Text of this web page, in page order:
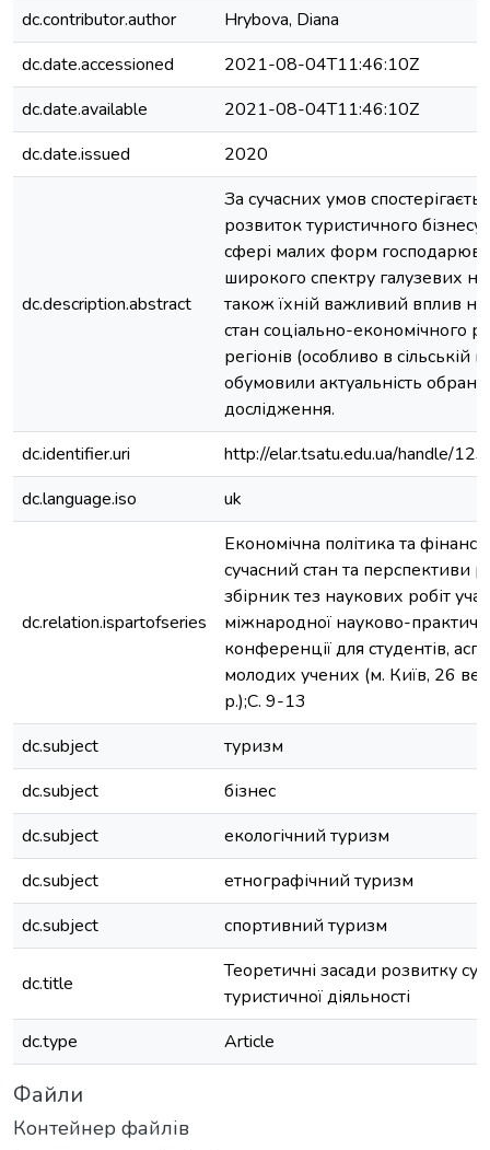
dc.contributor.author
Hrybova, Diana
dc.date.accessioned
2021-08-04T11:46:10Z
dc.date.available
2021-08-04T11:46:10Z
dc.date.issued
2020
dc.description.abstract
За сучасних умов
розвиток туристичного
сфері малих форм
широкого спектру галузевих
також їхній важливий вплив на
стан соціально-економічного
регіонів (особливо в сільській
обумовили актуальність
дослідження.
dc.identifier.uri
http://elar.tsatu.edu.ua/handle/
dc.language.iso
uk
dc.relation.ispartofseries
Економічна політика та
сучасний стан та перспективи
збірник тез наукових робіт
міжнародної науково-
конференції для студентів,
молодих учених (м. Київ, 26
р.);С. 9-13
dc.subject
туризм
dc.subject
бізнес
dc.subject
екологічний туризм
dc.subject
етнографічний туризм
dc.subject
спортивний туризм
dc.title
Теоретичні засади розвитку
туристичної діяльності
dc.type
Article
Файли
Контейнер файлів